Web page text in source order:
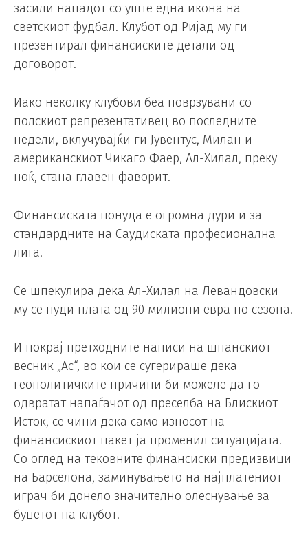
засили нападот со уште една икона на
светскиот фудбал. Клубот од Ријад му ги
презентирал финансиските детали од
договорот.
Иако неколку клубови беа поврзувани со
полскиот репрезентативец во последните
недели, вклучувајќи ги Јувентус, Милан и
американскиот Чикаго Фаер, Ал-Хилал, преку
ноќ, стана главен фаворит.
Финансиската понуда е огромна дури и за
стандардните на Саудиската професионална
лига.
Се шпекулира дека Ал-Хилал на Левандовски
му се нуди плата од 90 милиони евра по сезона.
И покрај претходните написи на шпанскиот
весник „Ас“, во кои се сугерираше дека
геополитичките причини би можеле да го
одвратат напаѓачот од преселба на Блискиот
Исток, се чини дека само износот на
финансискиот пакет ја променил ситуацијата.
Со оглед на тековните финансиски предизвици
на Барселона, заминувањето на најплатениот
играч би донело значително олеснување за
буџетот на клубот.